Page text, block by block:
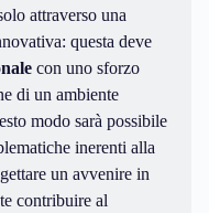
attraverso una
questa deve
con uno sforzo
di un ambiente
modo sarà possibile
inerenti alla
un avvenire in
contribuire al